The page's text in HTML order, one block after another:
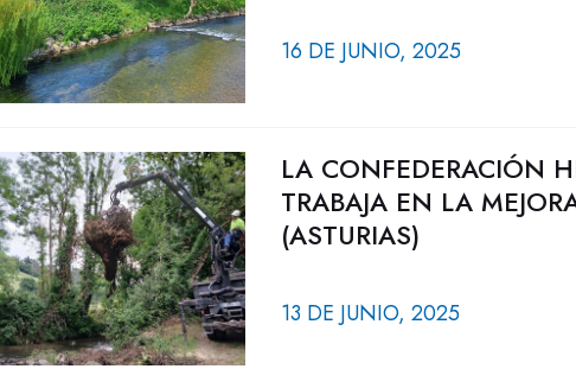
16 DE JUNIO, 2025
LA CONFEDERACIÓN
TRABAJA EN LA
(ASTURIAS)
13 DE JUNIO, 2025